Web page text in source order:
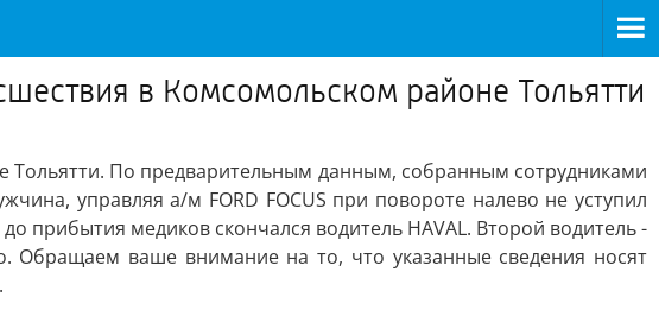
в Комсомольском районе Тольятти
По предварительным данным, собранным сотрудниками
управляя а/м FORD FOCUS при повороте налево не уступил
прибытия медиков скончался водитель HAVAL. Второй водитель -
Обращаем ваше внимание на то, что указанные сведения носят